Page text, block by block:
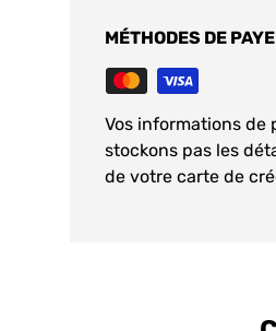
MÉTHODES DE
Vos informations de
stockons pas les
de votre carte de